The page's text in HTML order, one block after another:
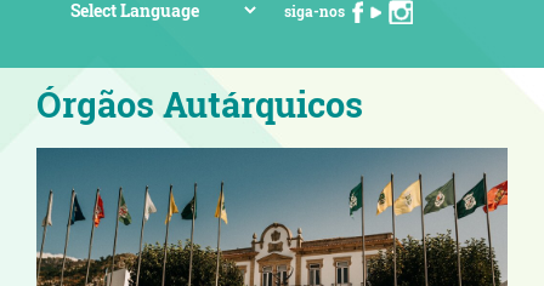
siga-nos
Órgãos Autárquicos